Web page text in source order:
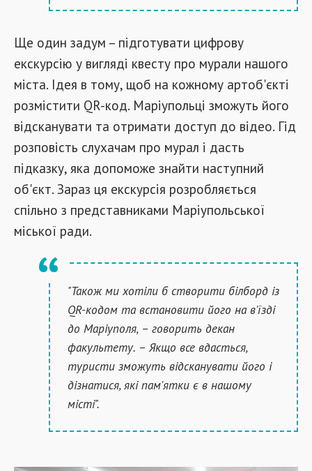
Ще один задум – підготувати цифрову
екскурсію у вигляді квесту про мурали нашого
міста. Ідея в тому, щоб на кожному артоб'єкті
розмістити QR-код. Маріупольці зможуть його
відсканувати та отримати доступ до відео. Гід
розповість слухачам про мурал і дасть
підказку, яка допоможе знайти наступний
об'єкт. Зараз ця екскурсія розробляється
спільно з представниками Маріупольської
міської ради.
"Також ми хотіли б створити білборд із
QR-кодом та встановити його на в'їзді
до Маріуполя, – говорить декан
факультету. – Якщо все вдасться,
туристи зможуть відсканувати його і
дізнатися, які пам'ятки є в нашому
місті".